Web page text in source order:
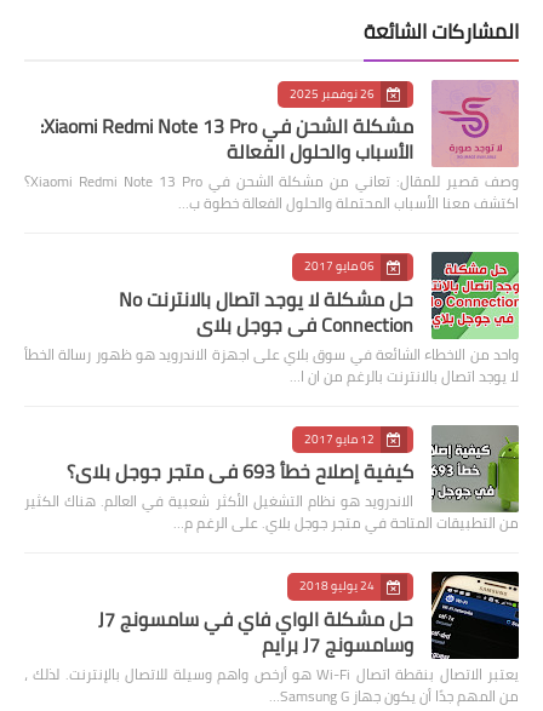
المشاركات الشائعة
26 نوفمبر 2025
مشكلة الشحن في Xiaomi Redmi Note 13 Pro:
الأسباب والحلول الفعالة
وصف قصير للمقال: تعاني من مشكلة الشحن في Xiaomi Redmi Note 13 Pro؟
اكتشف معنا الأسباب المحتملة والحلول الفعالة خطوة ب…
06 مايو 2017
حل مشكلة لا يوجد اتصال بالانترنت No
Connection في جوجل بلاي
واحد من الاخطاء الشائعة في سوق بلاي على اجهزة الاندرويد هو ظهور رسالة الخطأ
لا يوجد اتصال بالانترنت بالرغم من ان ا…
12 مايو 2017
كيفية إصلاح خطأ 693 في متجر جوجل بلاي؟
الاندرويد هو نظام التشغيل الأكثر شعبية في العالم. هناك الكثير
من التطبيقات المتاحة في متجر جوجل بلاي. على الرغم م…
24 يوليو 2018
حل مشكلة الواي فاي في سامسونج J7
وسامسونج J7 برايم
يعتبر الاتصال بنقطة اتصال Wi-Fi هو أرخص واهم وسيلة للاتصال بالإنترنت. لذلك ،
من المهم جدًا أن يكون جهاز Samsung G…